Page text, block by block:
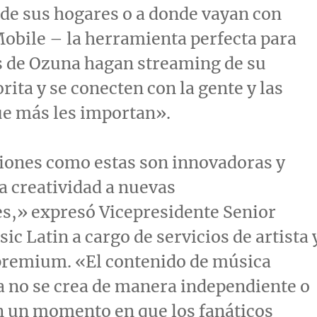
sus hogares o a donde vayan con
– la herramienta perfecta para
de Ozuna hagan streaming de su
y se conecten con la gente y las
más les importan».
como estas son innovadoras y
creatividad a nuevas
expresó Vicepresidente Senior
Latin a cargo de servicios de artista
«El contenido de música
se crea de manera independiente o
un momento en que los fanáticos